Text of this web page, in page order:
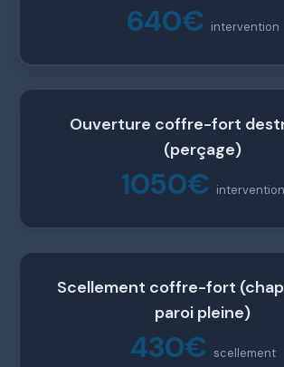
640€ intervention
Ouverture coffre-fort
(perçage)
1050€ intervention
Scellement coffre-fort
paroi pleine)
430€ scellement